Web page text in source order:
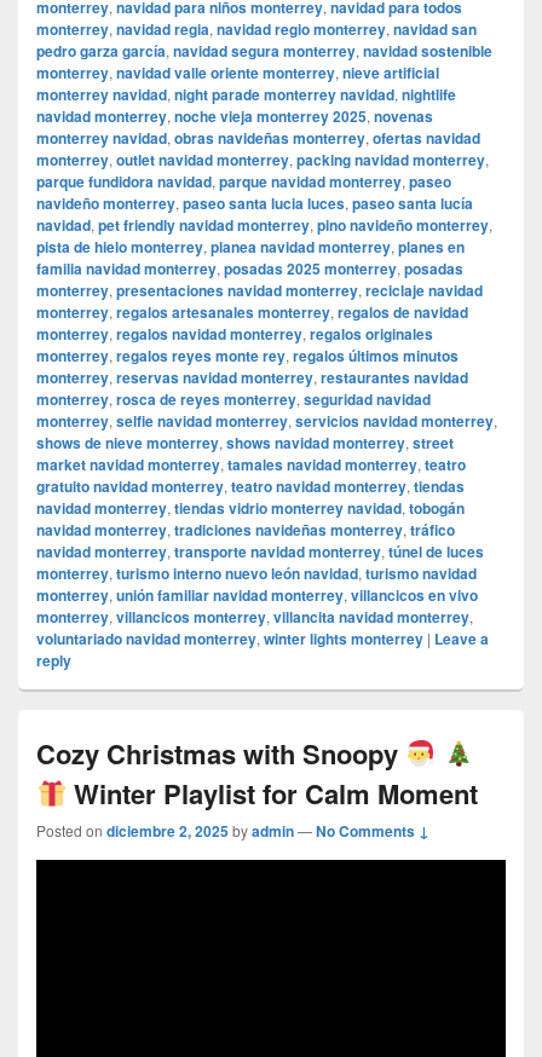
monterrey, navidad para niños monterrey, navidad para todos
monterrey, navidad regia, navidad regio monterrey, navidad san
pedro garza garcía, navidad segura monterrey, navidad sostenible
monterrey, navidad valle oriente monterrey, nieve artificial
monterrey navidad, night parade monterrey navidad, nightlife
navidad monterrey, noche vieja monterrey 2025, novenas
monterrey navidad, obras navideñas monterrey, ofertas navidad
monterrey, outlet navidad monterrey, packing navidad monterrey,
parque fundidora navidad, parque navidad monterrey, paseo
navideño monterrey, paseo santa lucia luces, paseo santa lucía
navidad, pet friendly navidad monterrey, pino navideño monterrey,
pista de hielo monterrey, planea navidad monterrey, planes en
familia navidad monterrey, posadas 2025 monterrey, posadas
monterrey, presentaciones navidad monterrey, reciclaje navidad
monterrey, regalos artesanales monterrey, regalos de navidad
monterrey, regalos navidad monterrey, regalos originales
monterrey, regalos reyes monte rey, regalos últimos minutos
monterrey, reservas navidad monterrey, restaurantes navidad
monterrey, rosca de reyes monterrey, seguridad navidad
monterrey, selfie navidad monterrey, servicios navidad monterrey,
shows de nieve monterrey, shows navidad monterrey, street
market navidad monterrey, tamales navidad monterrey, teatro
gratuito navidad monterrey, teatro navidad monterrey, tiendas
navidad monterrey, tiendas vidrio monterrey navidad, tobogán
navidad monterrey, tradiciones navideñas monterrey, tráfico
navidad monterrey, transporte navidad monterrey, túnel de luces
monterrey, turismo interno nuevo león navidad, turismo navidad
monterrey, unión familiar navidad monterrey, villancicos en vivo
monterrey, villancicos monterrey, villancita navidad monterrey,
voluntariado navidad monterrey, winter lights monterrey | Leave a
reply
Cozy Christmas with Snoopy
Winter Playlist for Calm Moment
Posted on diciembre 2, 2025byadmin—No Comments ↓